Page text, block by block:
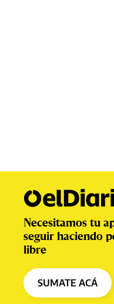
Necesitamos tu
seguir haciendo
libre
SUMATE ACÁ